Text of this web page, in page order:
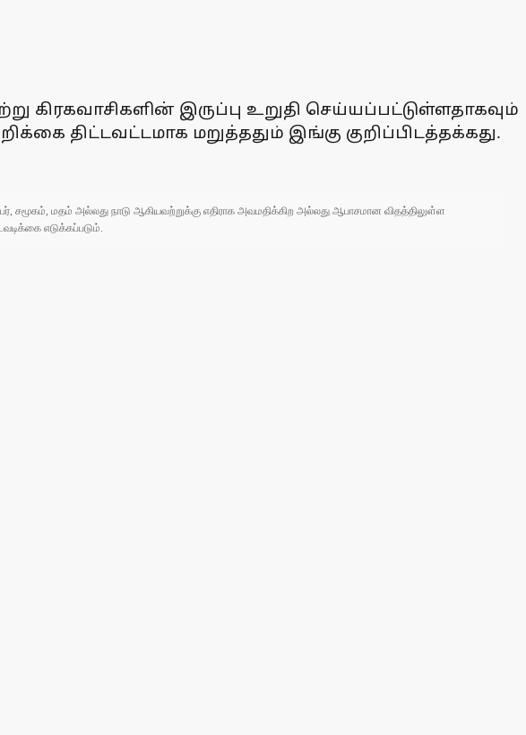
கிரகவாசிகளின் இருப்பு உறுதி செய்யப்பட்டுள்ளதாகவும்
திட்டவட்டமாக மறுத்ததும் இங்கு குறிப்பிடத்தக்கது.
சமூகம், மதம் அல்லது நாடு ஆகியவற்றுக்கு எதிராக அவமதிக்கிற அல்லது ஆபாசமான விதத்திலுள்ள
எடுக்கப்படும்.